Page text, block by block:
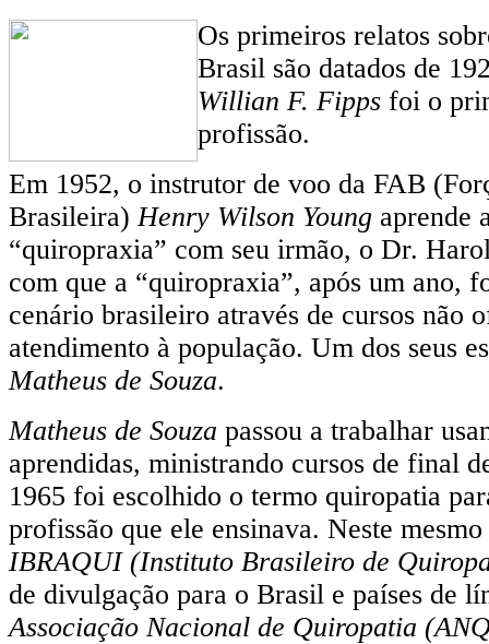
Os primeiros relatos
Brasil são datados de
Willian F. Fipps foi o
profissão.
Em 1952, o instrutor de voo da FAB
Brasileira) Henry Wilson Young aprende
“quiropraxia” com seu irmão, o Dr.
com que a “quiropraxia”, após um ano,
cenário brasileiro através de cursos não
atendimento à população. Um dos seus
Matheus de Souza.
Matheus de Souza passou a trabalhar
aprendidas, ministrando cursos de final
1965 foi escolhido o termo quiropatia
profissão que ele ensinava. Neste
IBRAQUI (Instituto Brasileiro de
de divulgação para o Brasil e países de
Associação Nacional de Quiropatia